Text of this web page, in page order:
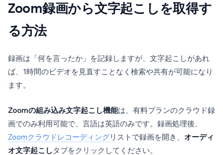
Zoom録画から文字起こしを取得す
る方法
録画は「何を言ったか」を記録しますが、文字起こしがあれ
ば、1時間のビデオを見直すことなく検索や共有が可能になり
ます。
Zoomの組み込み文字起こし機能は、有料プランのクラウド録
画でのみ利用可能で、言語は英語のみです。録画処理後、
Zoomクラウドレコーディングリストで録画を開き、 オーディ
オ文字起こしタブをクリックしてください。